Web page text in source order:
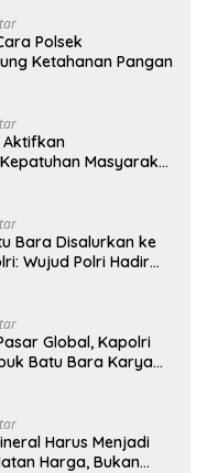
Polsek
Ketahanan Pangan
Aktifkan
Masyarakat
Bara Disalurkan ke
Wujud Polri Hadir
Global, Kapolri
Batu Bara Karya
Harus Menjadi
Harga, Bukan